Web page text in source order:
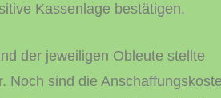
Kassenlage bestätigen.
der jeweiligen Obleute stellte
Noch sind die